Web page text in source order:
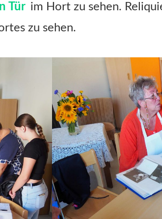
Tür im Hort zu sehen.
zu sehen.